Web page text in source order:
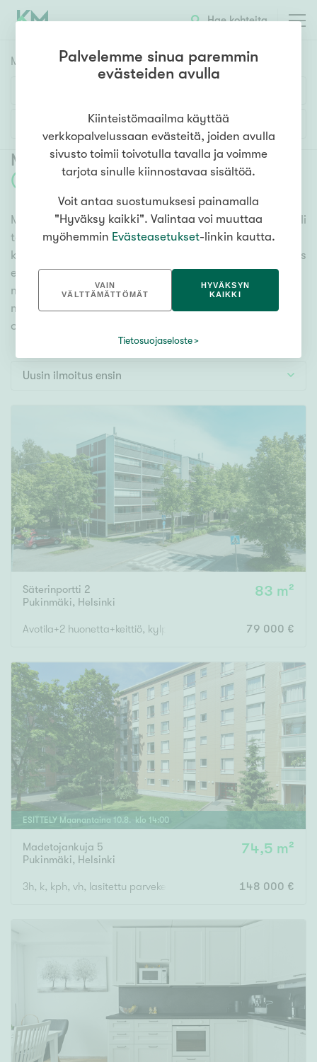
Hae kohteita
Myyntikohteet
1h 2h 3h 4h 5h+
Asuntotyyppi
Kerros-/luhtitalo
Rivitalo/paritalo
Omakoti-/erillistalo
Maa- tai metsätila
Vapaa-ajan asunto
Hinta
000 000 €
Pinta-ala
Rakennusvuosi
Uudiskohteet
Vain uudiskohteet Ei uudiskohteita
Arvokohteet
Vain arvokohteet
Välttävä
Ominaisuudet
Hissi
Lisää hakuehtoja
Myytävät asunnot Helsinki Pukinmäki
(
Meiltä löydät myytävät asunnot Helsinki Pukinmäki, oli
tarpeesi mikä vain! Tuhansien kohteiden ja satojen
kiinteistönvälittäjien verkostomme auttaa sinua kenties
elämäsi tärkeimmässä päätöksessä. Katso alta kaikki
myytävät asunnot Helsinki Pukinmäki. Hyödynnä
myös kätevää hakutyökaluamme, jonka avulla löydät
omien toiveidesi mukaisen kodin.
Uusin ilmoitus ensin
Säterinportti 2
Pukinmäki, Helsinki
83 m²
Avotila+2 huonetta+keittiö, kylpyhuone 79 000 €
ESITTELY Maanantaina 10.8. klo 14:00
Madetojankuja 5
Pukinmäki, Helsinki
74,5 m²
3h, k, kph, vh, lasitettu parveke 148 000 €
Palvelemme sinua paremmin
evästeiden avulla
Kiinteistömaailma käyttää
verkkopalvelussaan evästeitä, joiden avulla
sivusto toimii toivotulla tavalla ja voimme
tarjota sinulle kiinnostavaa sisältöä.
Voit antaa suostumuksesi painamalla
"Hyväksy kaikki". Valintaa voi muuttaa
myöhemmin Evästeasetukset-linkin kautta.
VAIN
VÄLTTÄMÄTTÖMÄT
HYVÄKSYN
KAIKKI
Tietosuojaseloste